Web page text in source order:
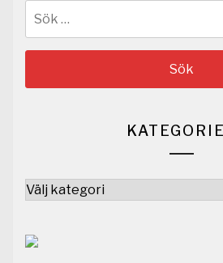
Kategorier